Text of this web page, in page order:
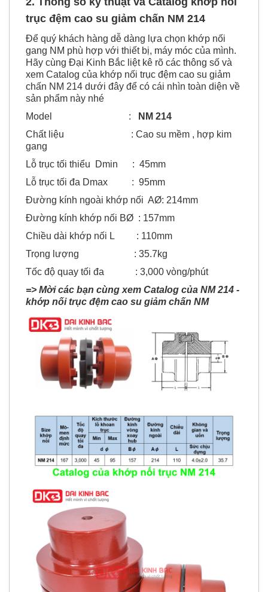
trục đệm cao su giảm chấn NM 214
Để quý khách hàng dễ dàng lựa chọn khớp nối
gang NM phù hợp với thiết bị, máy móc của mình.
Hãy cùng Đại Kinh Bắc liệt kê rõ các thông số và
xem Catalog của khớp nối trục đệm cao su giảm
chấn NM 214 dưới đây để có cái nhìn toàn diện về
sản phẩm này nhé
Model :
NM 214
Chất liệu : Cao su mềm , hợp kim
gang
Lỗ trục tối thiểu Dmin : 45mm
Lỗ trục tối đa Dmax : 95mm
Đường kính ngoài khớp nối AØ: 214mm
Đường kính khớp nối BØ : 157mm
Chiều dài khớp nối L : 110mm
Trọng lượng : 35.7kg
Tốc độ quay tối đa : 3,000 vòng/phút
=> Mời các bạn cùng xem Catalog của NM 214 -
khớp nối trục đệm cao su giảm chấn NM